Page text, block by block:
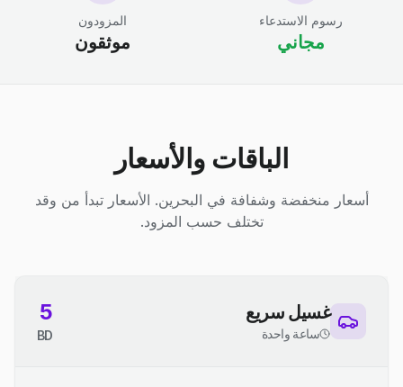
رسوم الاستدعاء
مجاني
المزودون
موثقون
الباقات والأسعار
أسعار منخفضة وشفافة في البحرين. الأسعار تبدأ من وقد
تختلف حسب المزود.
غسيل سريع
ساعة واحدة
5
BD